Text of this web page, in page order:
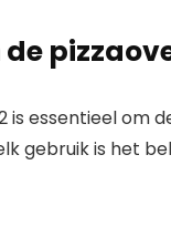
is essentieel om
gebruik is het